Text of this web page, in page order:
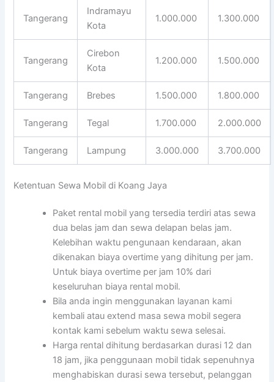
Tangerang
Indramayu
Kota
1.000.000 1.300.000
Tangerang
Cirebon
Kota
1.200.000 1.500.000
Tangerang Brebes 1.500.000 1.800.000
Tangerang Tegal 1.700.000 2.000.000
Tangerang Lampung 3.000.000 3.700.000
Ketentuan Sewa Mobil di Koang Jaya
Paket rental mobil yang tersedia terdiri atas sewa
dua belas jam dan sewa delapan belas jam.
Kelebihan waktu pengunaan kendaraan, akan
dikenakan biaya overtime yang dihitung per jam.
Untuk biaya overtime per jam 10% dari
keseluruhan biaya rental mobil.
Bila anda ingin menggunakan layanan kami
kembali atau extend masa sewa mobil segera
kontak kami sebelum waktu sewa selesai.
Harga rental dihitung berdasarkan durasi 12 dan
18 jam, jika penggunaan mobil tidak sepenuhnya
menghabiskan durasi sewa tersebut, pelanggan